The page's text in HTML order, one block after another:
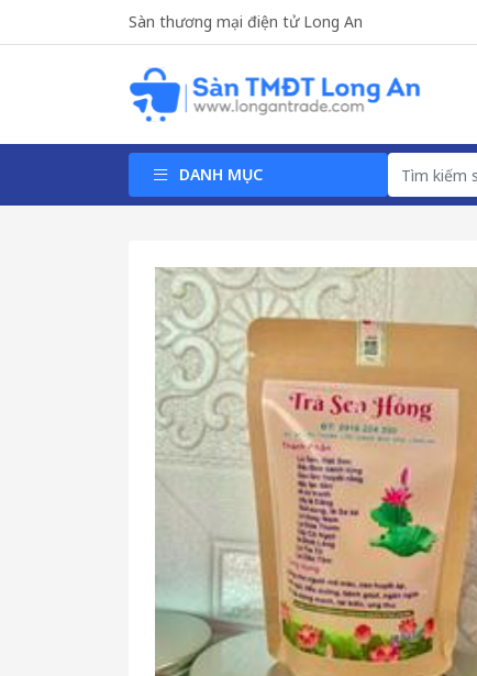
Sàn thương mại điện tử Long An
DANH MỤC